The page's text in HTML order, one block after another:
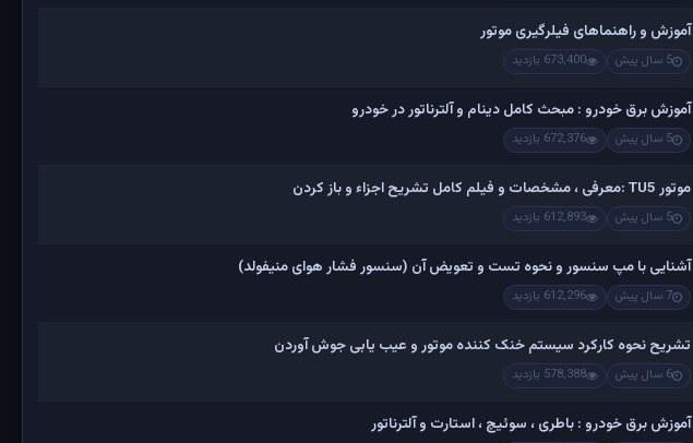
آموزش و راهنماهای فیلرگیری موتور
5 سال پیش 673,400 بازدید
آموزش برق خودرو : مبحث کامل دینام و آلترناتور در خودرو
5 سال پیش 672,376 بازدید
موتور TU5 :معرفی ، مشخصات و فیلم کامل تشریح اجزاء و باز کردن
5 سال پیش 612,893 بازدید
آشنایی با مپ سنسور و نحوه تست و تعویض آن (سنسور فشار هوای منیفولد)
7 سال پیش 612,296 بازدید
تشریح نحوه کارکرد سیستم خنک کننده موتور و عیب یابی جوش آوردن
6 سال پیش 578,388 بازدید
آموزش برق خودرو : باطری ، سوئیچ ، استارت و آلترناتور